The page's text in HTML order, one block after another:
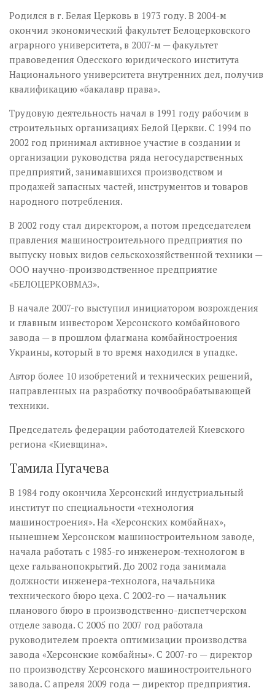
Родился в г. Белая Церковь в 1973 году. В 2004-м
окончил экономический факультет Белоцерковского
аграрного университета, в 2007-м — факультет
правоведения Одесского юридического института
Национального университета внутренних дел, получив
квалификацию «бакалавр права».
Трудовую деятельность начал в 1991 году рабочим в
строительных организациях Белой Церкви. С 1994 по
2002 год принимал активное участие в создании и
организации руководства ряда негосударственных
предприятий, занимавшихся производством и
продажей запасных частей, инструментов и товаров
народного потребления.
В 2002 году стал директором, а потом председателем
правления машиностроительного предприятия по
выпуску новых видов сельскохозяйственной техники —
ООО научно-производственное предприятие
«БЕЛОЦЕРКОВМАЗ».
В начале 2007-го выступил инициатором возрождения
и главным инвестором Херсонского комбайнового
завода — в прошлом флагмана комбайностроения
Украины, который в то время находился в упадке.
Автор более 10 изобретений и технических решений,
направленных на разработку почвообрабатывающей
техники.
Председатель федерации работодателей Киевского
региона «Киевщина».
Тамила Пугачева
В 1984 году окончила Херсонский индустриальный
институт по специальности «технология
машиностроения». На «Херсонских комбайнах»,
нынешнем Херсонском машиностроительном заводе,
начала работать с 1985-го инженером-технологом в
цехе гальванопокрытий. До 2002 года занимала
должности инженера-технолога, начальника
технического бюро цеха. С 2002-го — начальник
планового бюро в производственно-диспетчерском
отделе завода. С 2005 по 2007 год работала
руководителем проекта оптимизации производства
завода «Херсонские комбайны». С 2007-го — директор
по производству Херсонского машиностроительного
завода. С апреля 2009 года — директор предприятия.